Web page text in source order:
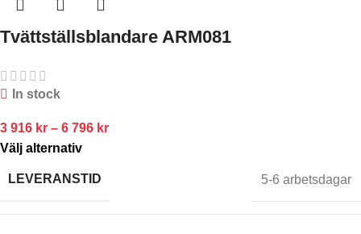
Tvättställsblandare ARM081
In stock
3 916 kr – 6 796 kr
Välj alternativ
LEVERANSTID 5-6 arbetsdagar